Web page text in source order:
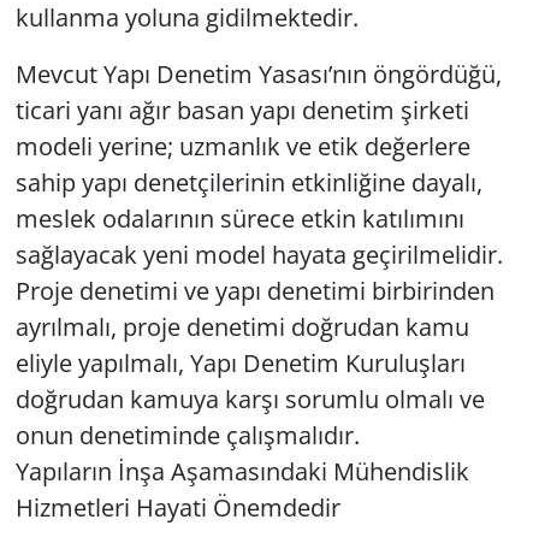
kullanma yoluna gidilmektedir.
Mevcut Yapı Denetim Yasası’nın öngördüğü,
ticari yanı ağır basan yapı denetim şirketi
modeli yerine; uzmanlık ve etik değerlere
sahip yapı denetçilerinin etkinliğine dayalı,
meslek odalarının sürece etkin katılımını
sağlayacak yeni model hayata geçirilmelidir.
Proje denetimi ve yapı denetimi birbirinden
ayrılmalı, proje denetimi doğrudan kamu
eliyle yapılmalı, Yapı Denetim Kuruluşları
doğrudan kamuya karşı sorumlu olmalı ve
onun denetiminde çalışmalıdır.
Yapıların İnşa Aşamasındaki Mühendislik
Hizmetleri Hayati Önemdedir